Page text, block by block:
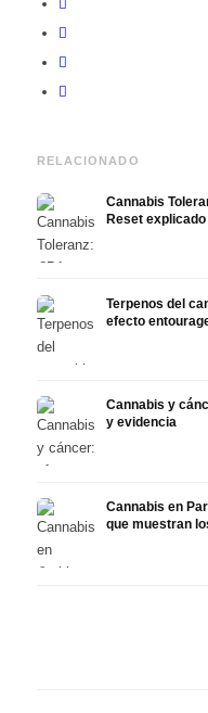
RELACIONADO
Cannabis
Reset explicado
Terpenos del
efecto
Cannabis y
y evidencia
Cannabis en
que muestran